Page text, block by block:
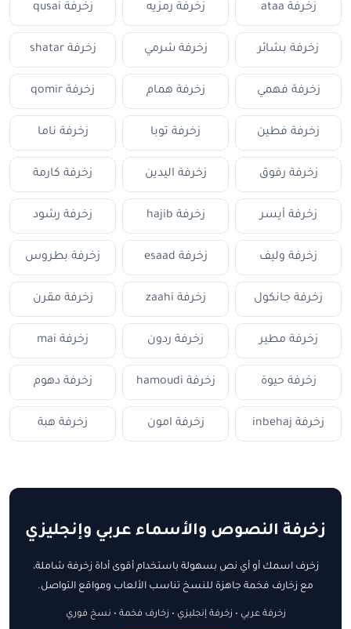
زخرفة ataa زخرفة رمزيه زخرفة qusai
زخرفة بشائر زخرفة شرمي زخرفة shatar
زخرفة فهمي زخرفة همام زخرفة qomir
زخرفة فطين زخرفة توبا زخرفة ناما
زخرفة رفوق زخرفة اليدين زخرفة كارمة
زخرفة أيسر زخرفة hajib زخرفة رشود
زخرفة وليف زخرفة esaad زخرفة بطروس
زخرفة جانكول زخرفة zaahi زخرفة مقرن
زخرفة مطير زخرفة ردون زخرفة mai
زخرفة حيوة زخرفة hamoudi زخرفة دهوم
زخرفة inbehaj زخرفة امون زخرفة هبة
زخرفة النصوص والأسماء عربي وإنجليزي
زخرف اسمك أو أي نص بسهولة باستخدام أقوى أداة زخرفة شاملة،
مع زخارف فخمة جاهزة للنسخ تناسب الألعاب ومواقع التواصل.
زخرفة عربي • زخرفة إنجليزي • زخارف فخمة • نسخ فوري